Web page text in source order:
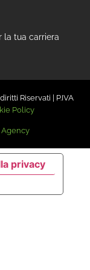
la tua carriera
Riservati | P.IVA
Policy
privacy